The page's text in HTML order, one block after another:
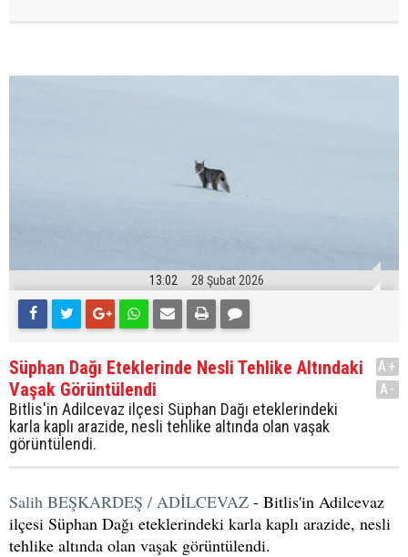
13:02 28 Şubat 2026
Süphan Dağı Eteklerinde Nesli Tehlike Altındaki
Vaşak Görüntülendi
Bitlis'in Adilcevaz ilçesi Süphan Dağı eteklerindeki
karla kaplı arazide, nesli tehlike altında olan vaşak
görüntülendi.
A+
A-
Salih BEŞKARDEŞ / ADİLCEVAZ - Bitlis'in Adilcevaz
ilçesi Süphan Dağı eteklerindeki karla kaplı arazide, nesli
tehlike altında olan vaşak görüntülendi.